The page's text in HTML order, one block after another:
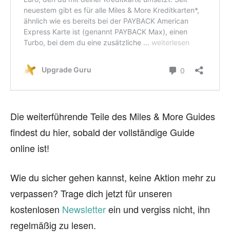
Die weiterführende Teile des Miles & More Guides
findest du hier, sobald der vollständige Guide
online ist!
Wie du sicher gehen kannst, keine Aktion mehr zu
verpassen? Trage dich jetzt für unseren
kostenlosen Newsletterein und vergiss nicht, ihn
regelmäßig zu lesen.